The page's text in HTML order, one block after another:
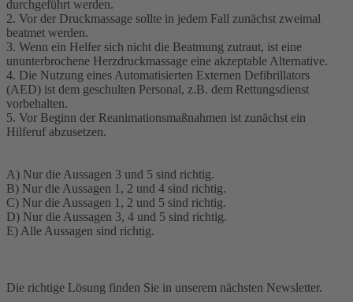
durchgeführt werden.
2. Vor der Druckmassage sollte in jedem Fall zunächst zweimal
beatmet werden.
3. Wenn ein Helfer sich nicht die Beatmung zutraut, ist eine
ununterbrochene Herzdruckmassage eine akzeptable Alternative.
4. Die Nutzung eines Automatisierten Externen Defibrillators
(AED) ist dem geschulten Personal, z.B. dem Rettungsdienst
vorbehalten.
5. Vor Beginn der Reanimationsmaßnahmen ist zunächst ein
Hilferuf abzusetzen.
A) Nur die Aussagen 3 und 5 sind richtig.
B) Nur die Aussagen 1, 2 und 4 sind richtig.
C) Nur die Aussagen 1, 2 und 5 sind richtig.
D) Nur die Aussagen 3, 4 und 5 sind richtig.
E) Alle Aussagen sind richtig.
Die richtige Lösung finden Sie in unserem nächsten Newsletter.